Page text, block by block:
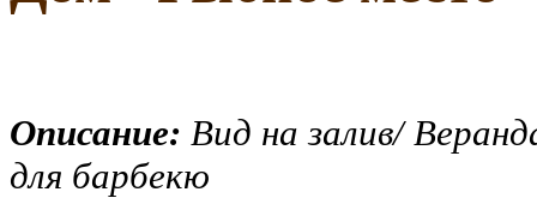
Описание: Вид на залив/
для барбекю